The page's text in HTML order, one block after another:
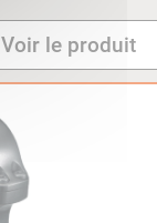
Voir le produit